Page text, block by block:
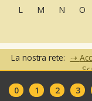
0
1 2 3
L
M N O
La nostra rete:
FAQ•Contatti